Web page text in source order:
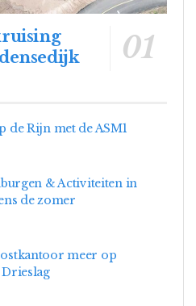
de Rijn met de ASM1
& Activiteiten in
de zomer
meer op